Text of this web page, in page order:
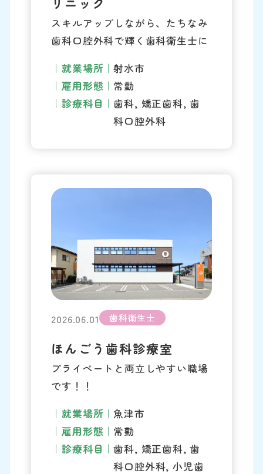
スキルアップしながら、たちなみ
歯科口腔外科で輝く歯科衛生士に
就業場所
射水市
雇用形態
常勤
診療科目
歯科, 矯正歯科, 歯
科口腔外科
2026.06.01 歯科衛生士
ほんごう歯科診療室
プライベートと両立しやすい職場
です！！
就業場所
魚津市
雇用形態
常勤
診療科目
歯科, 矯正歯科, 歯
科口腔外科, 小児歯